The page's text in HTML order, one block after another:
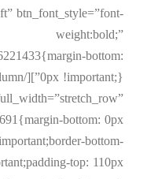
btn_font_style=”font-
weight:bold;”
bottom:
bottom: 0px
bottom-
top: 110px